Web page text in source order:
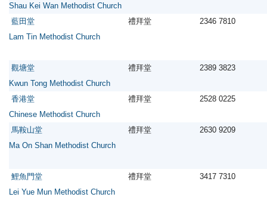
Shau Kei Wan Methodist Church
藍田堂
Lam Tin Methodist Church
禮拜堂 2346 7810
觀塘堂
Kwun Tong Methodist Church
禮拜堂 2389 3823
香港堂
Chinese Methodist Church
禮拜堂 2528 0225
馬鞍山堂
Ma On Shan Methodist Church
禮拜堂 2630 9209
鯉魚門堂
Lei Yue Mun Methodist Church
禮拜堂 3417 7310